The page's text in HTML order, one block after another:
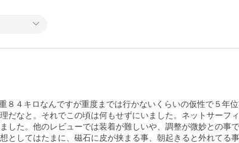
８４キロなんですが重度までは行かないくらいの仮性で５
だなと。それでこの頃は何もせずにいました。ネットサー
した。他のレビューでは装着が難しいや、調整が微妙との
としてはたまに、磁石に皮が挟まる事、朝起きると外れて